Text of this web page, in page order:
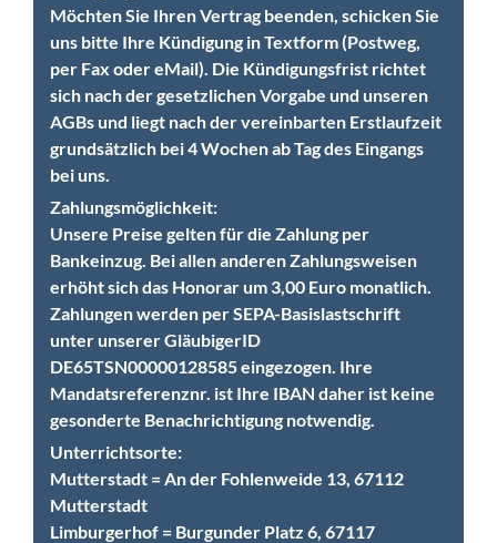
Möchten Sie Ihren Vertrag beenden, schicken Sie
uns bitte Ihre Kündigung in Textform (Postweg,
per Fax oder eMail). Die Kündigungsfrist richtet
sich nach der gesetzlichen Vorgabe und unseren
AGBs und liegt nach der vereinbarten Erstlaufzeit
grundsätzlich bei 4 Wochen ab Tag des Eingangs
bei uns.
Zahlungsmöglichkeit:
Unsere Preise gelten für die Zahlung per
Bankeinzug. Bei allen anderen Zahlungsweisen
erhöht sich das Honorar um 3,00 Euro monatlich.
Zahlungen werden per SEPA-Basislastschrift
unter unserer GläubigerID
DE65TSN00000128585 eingezogen. Ihre
Mandatsreferenznr. ist Ihre IBAN daher ist keine
gesonderte Benachrichtigung notwendig.
Unterrichtsorte:
Mutterstadt = An der Fohlenweide 13, 67112
Mutterstadt
Limburgerhof = Burgunder Platz 6, 67117